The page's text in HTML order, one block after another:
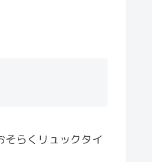
らくリュックタイ